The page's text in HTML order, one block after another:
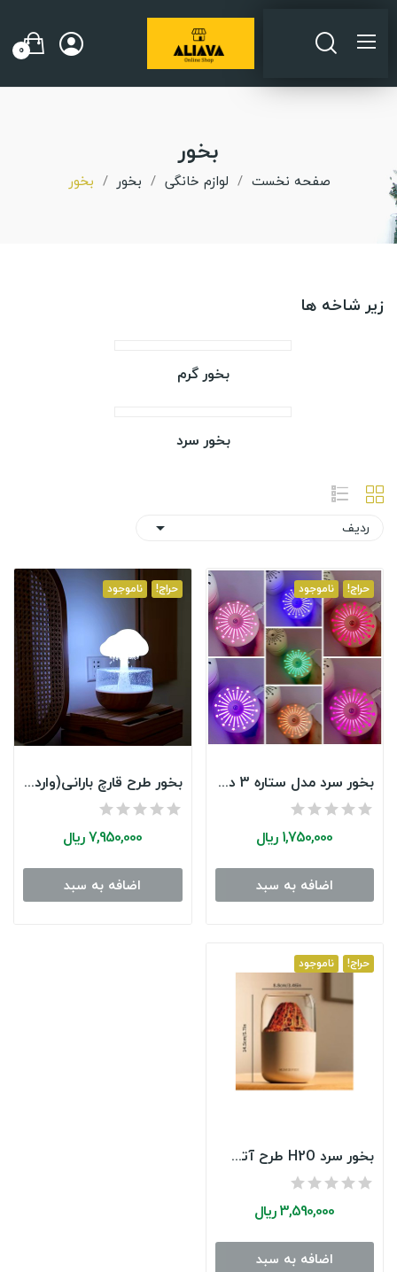
0
بخور
صفحه نخست لوازم خانگی بخور بخور
زیر شاخه ها
بخور گرم
بخور سرد
ردیف 
حراج! ناموجود
بخور سرد مدل ستاره 3 در 1 مدل A7
1,750,000 ریال
اضافه به سبد
حراج! ناموجود
بخور طرح قارچ بارانی(وارداتی)کیفیت:AAA+
7,950,000 ریال
اضافه به سبد
حراج! ناموجود
بخور سرد H2O طرح آتش فشان مدل Y10
3,590,000 ریال
اضافه به سبد